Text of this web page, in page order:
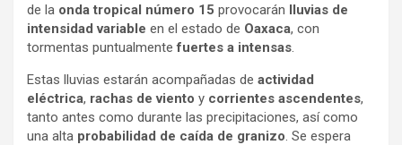
de la onda tropical número 15 provocarán lluvias de
intensidad variable en el estado de Oaxaca, con
tormentas puntualmentefuertes a intensas
Estas lluvias estarán acompañadas de actividad
eléctrica, rachas de viento y corrientes ascendentes,
tanto antes como durante las precipitaciones, así como
una alta probabilidad de caída de granizo . Se espera